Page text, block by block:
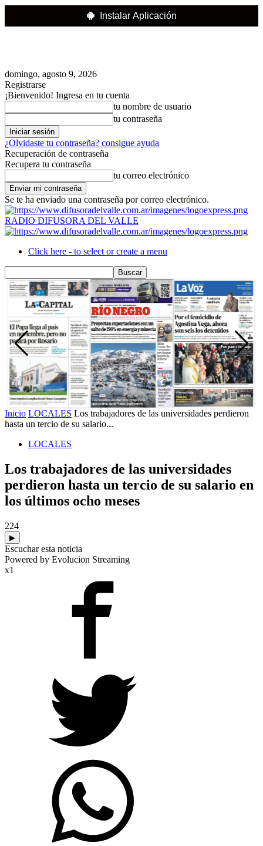
Instalar Aplicación
domingo, agosto 9, 2026
Registrarse
¡Bienvenido! Ingresa en tu cuenta
tu nombre de usuario
tu contraseña
¿Olvidaste tu contraseña? consigue ayuda
Recuperación de contraseña
Recupera tu contraseña
tu correo electrónico
Se te ha enviado una contraseña por correo electrónico.
RADIO DIFUSORA DEL VALLE
Click here - to select or create a menu
Inicio LOCALES Los trabajadores de las universidades perdieron
hasta un tercio de su salario...
LOCALES
Los trabajadores de las universidades
perdieron hasta un tercio de su salario en
los últimos ocho meses
224
▶
Escuchar esta noticia
Powered by Evolucion Streaming
x1